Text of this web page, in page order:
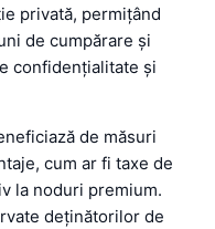
privată, permițând
de cumpărare și
confidențialitate și
de măsuri
cum ar fi taxe de
la noduri premium.
deținătorilor de